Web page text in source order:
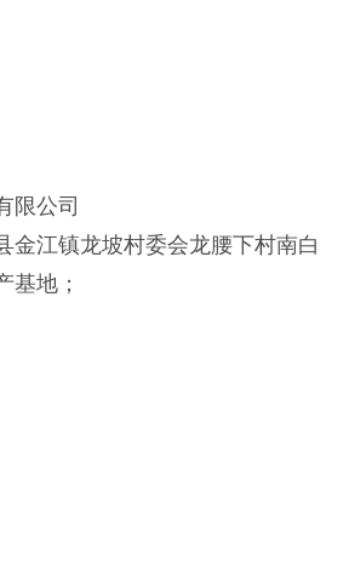
限公司
金江镇龙坡村委会龙腰下村南白
基地；